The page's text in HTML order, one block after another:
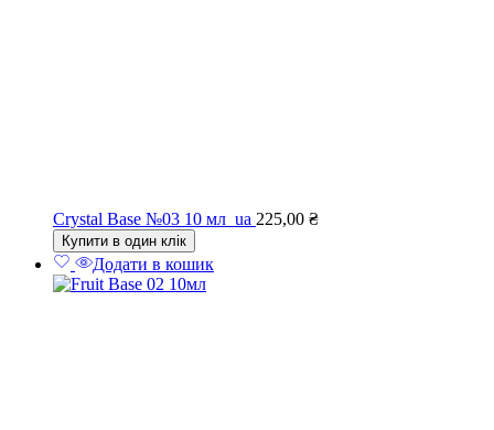
Crystal Base №03 10 мл_ua 225,00 ₴
Купити в один клік
Додати в кошик